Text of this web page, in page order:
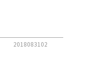
2018083102